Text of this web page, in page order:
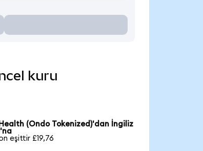
kuru
(Ondo Tokenized)'dan İngiliz
eşittir £19,76